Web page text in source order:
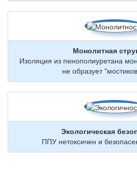
Монолитная
Изоляция из пенополиуретана
не образует
Экологическая
ППУ нетоксичен и